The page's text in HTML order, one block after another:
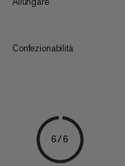
Confezionabilità
6/6